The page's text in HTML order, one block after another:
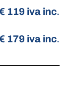
119 iva inc.
179 iva inc.